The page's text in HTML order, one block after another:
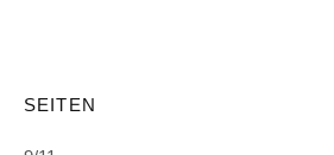
SEITEN